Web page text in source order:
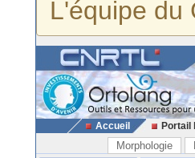
L'équipe du
Accueil Portail
Morphologie